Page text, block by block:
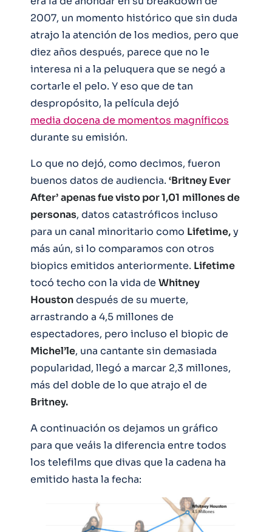
2007, un momento histórico que sin duda
atrajo la atención de los medios, pero que
diez años después, parece que no le
interesa ni a la peluquera que se negó a
cortarle el pelo. Y eso que de tan
despropósito, la película dejó
media docena de momentos magníficos
durante su emisión.
Lo que no dejó, como decimos, fueron
buenos datos de audiencia. ‘Britney Ever
After’apenas fue visto por 1,01 millones de
personas, datos catastróficos incluso
para un canal minoritario como Lifetime,y
más aún, si lo comparamos con otros
biopics emitidos anteriormente. Lifetime
tocó techo con la vida de Whitney
Houstondespués de su muerte,
arrastrando a 4,5 millones de
espectadores, pero incluso el biopic de
Michel’le, una cantante sin demasiada
popularidad, llegó a marcar 2,3 millones,
más del doble de lo que atrajo el de
Britney.
A continuación os dejamos un gráfico
para que veáis la diferencia entre todos
los telefilms que divas que la cadena ha
emitido hasta la fecha: